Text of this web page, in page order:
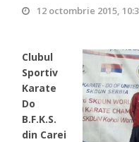
12 octombrie 2015,
Clubul
Sportiv
Karate
Do
B.F.K.S.
din Carei